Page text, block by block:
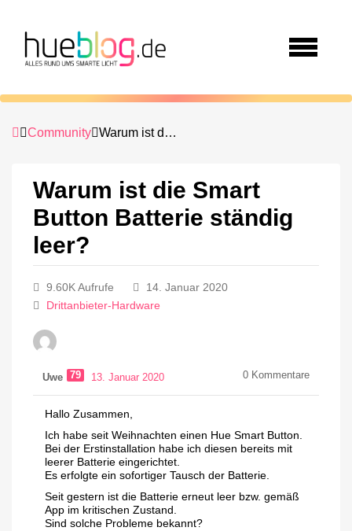
Community Warum ist die Smart Button Batterie ständig leer?
Warum ist die Smart
Button Batterie ständig
leer?
9.60K Aufrufe
14. Januar 2020
Drittanbieter-Hardware
Uwe 79 13. Januar 2020 0 Kommentare
Hallo Zusammen,
Ich habe seit Weihnachten einen Hue Smart Button.
Bei der Erstinstallation habe ich diesen bereits mit
leerer Batterie eingerichtet.
Es erfolgte ein sofortiger Tausch der Batterie.
Seit gestern ist die Batterie erneut leer bzw. gemäß
App im kritischen Zustand.
Sind solche Probleme bekannt?